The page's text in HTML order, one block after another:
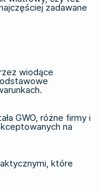
zadawane
wiodące
GWO, różne firmy i
na
które